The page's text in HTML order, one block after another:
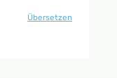
Übersetzen